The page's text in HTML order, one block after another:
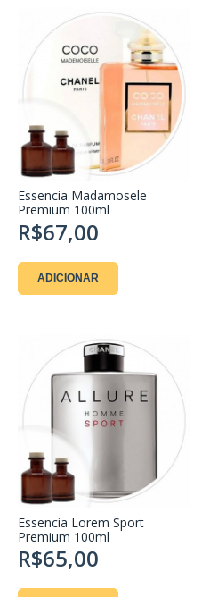
Essencia Madamosele
Premium 100ml
R$67,00
ADICIONAR
Essencia Lorem Sport
Premium 100ml
R$65,00